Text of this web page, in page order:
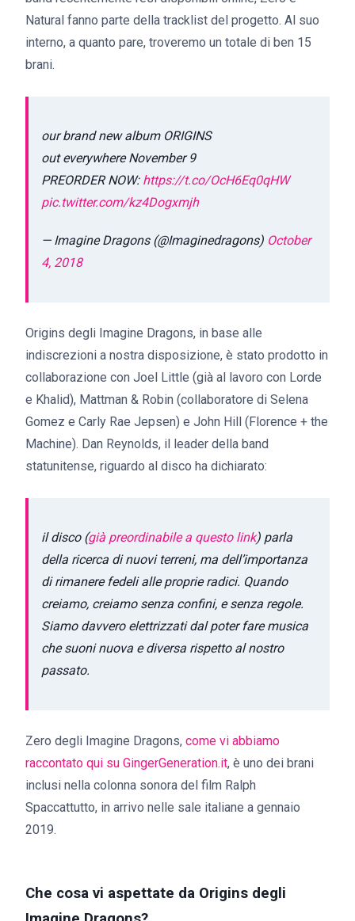
Natural fanno parte della tracklist del progetto. Al suo
interno, a quanto pare, troveremo un totale di ben 15
brani.
our brand new album ORIGINS
out everywhere November 9
PREORDER NOW: https://t.co/OcH6Eq0qHW
pic.twitter.com/kz4Dogxmjh
— Imagine Dragons (@Imaginedragons) October
4, 2018
Origins degli Imagine Dragons, in base alle
indiscrezioni a nostra disposizione, è stato prodotto in
collaborazione con Joel Little (già al lavoro con Lorde
e Khalid), Mattman & Robin (collaboratore di Selena
Gomez e Carly Rae Jepsen) e John Hill (Florence + the
Machine)​. Dan Reynolds, il leader della band
statunitense, riguardo al disco ha dichiarato:
il disco (già preordinabile a questo link) parla
della ricerca di nuovi terreni, ma dell’importanza
di rimanere fedeli alle proprie radici. Quando
creiamo, creiamo senza confini, e senza regole.
Siamo davvero elettrizzati dal poter fare musica
che suoni nuova e diversa rispetto al nostro
passato.
Zero degli Imagine Dragons, come vi abbiamo
raccontato qui su GingerGeneration.it, è uno dei brani
inclusi nella colonna sonora del film Ralph
Spaccattutto, in arrivo nelle sale italiane a gennaio
2019.
Che cosa vi aspettate da Origins degli